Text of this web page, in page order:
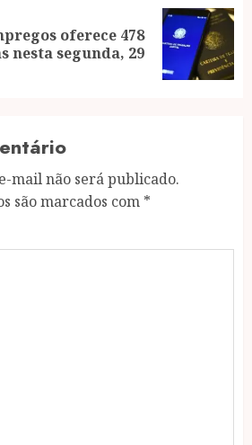
oferece 478
nesta segunda, 29
mail não será publicado.
são marcados com *